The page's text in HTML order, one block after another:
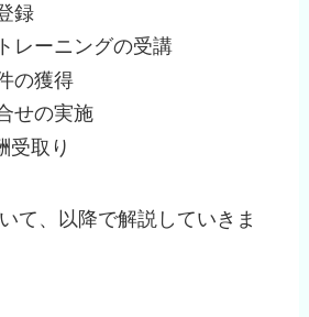
録
レーニングの受講
の獲得
せの実施
受取り
て、以降で解説していきま